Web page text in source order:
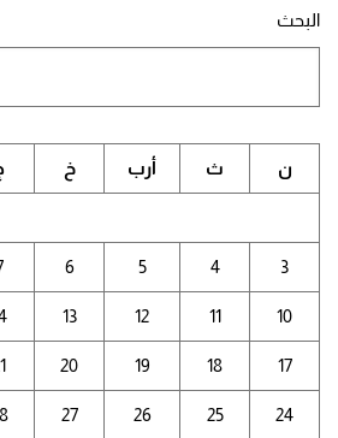
البحث
ن ث أرب خ
3
4
5
6
10
11
12
13
17
18
19
20
24
25
26
27